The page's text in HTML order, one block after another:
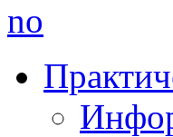
no